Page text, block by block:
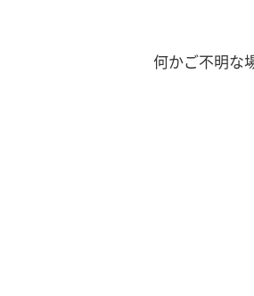
何かご不明な